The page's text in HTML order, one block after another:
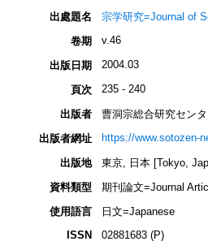
出處題名
宗学研究=Journal of
卷期
v.46
出版日期 2004.03
頁次 235 - 240
出版者
曹洞宗総合研究セン
出版者網址
https://www.sotozen-
出版地
東京, 日本 [Tokyo,
資料類型
期刊論文=Journal
使用語言
日文=Japanese
ISSN
02881683 (P)